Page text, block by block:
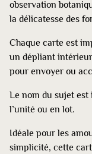
observation
la délicatesse des
Chaque carte est
un dépliant
pour envoyer ou
Le nom du sujet est
l’unité ou en lot.
Idéale pour les
simplicité, cette